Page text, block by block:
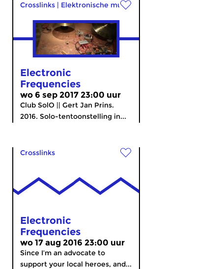
Crosslinks | Elektronische muziek
Electronic
Frequencies
wo 6 sep 2017 23:00 uur
Club SolO || Gert Jan Prins.
2016. Solo-tentoonstelling in...
Crosslinks
Electronic
Frequencies
wo 17 aug 2016 23:00 uur
Since I’m an advocate to
support your local heroes, and...